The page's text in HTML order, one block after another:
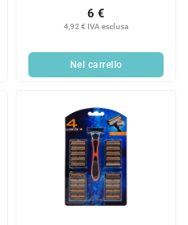
4,92 € IVA esclusa
6 €
Nel carrello